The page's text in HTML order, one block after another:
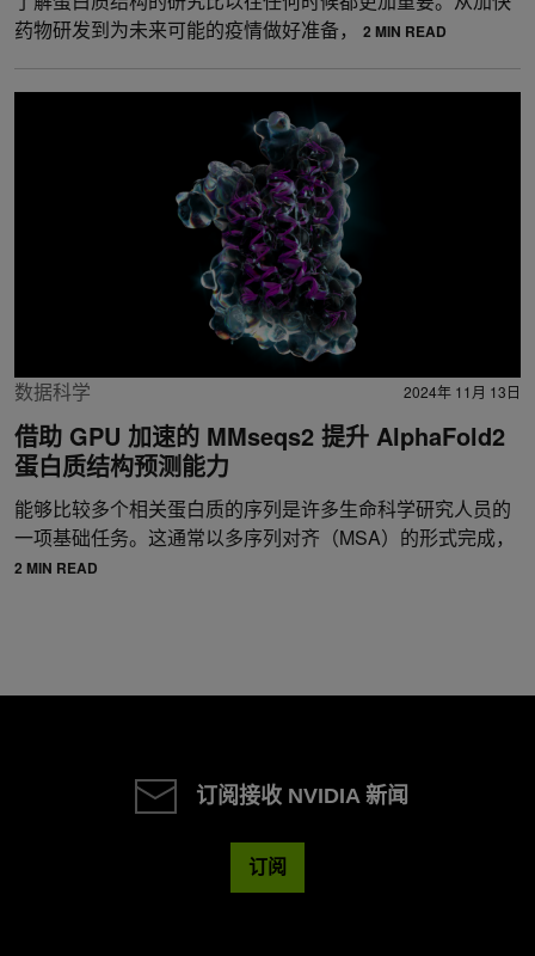
药物研发到为未来可能的疫情做好准备，
2 MIN READ
数据科学 2024年 11月 13日
借助 GPU 加速的 MMseqs2 提升 AlphaFold2
蛋白质结构预测能力
能够比较多个相关蛋白质的序列是许多生命科学研究人员的
一项基础任务。这通常以多序列对齐（MSA）的形式完成，
2 MIN READ
订阅接收 NVIDIA 新闻
订阅